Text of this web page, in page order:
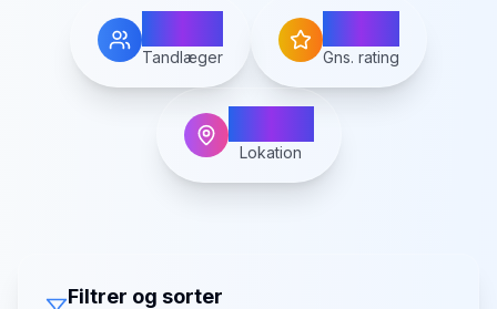
Tandlæger Gns. rating
Galten
Lokation
Filtrer og sorter